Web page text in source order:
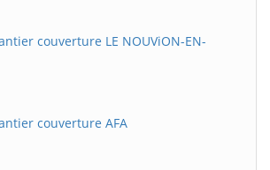
couverture LE NOUViON-EN-
couverture AFA